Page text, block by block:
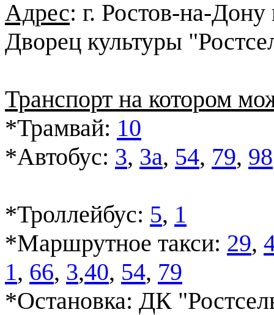
Адрес: г. Ростов-на-
Дворец культуры
Транспорт на котором
*Трамвай: 10
*Автобус: 3, 3а, 54, 79, 98
*Троллейбус: 5, 1
*Маршрутное такси: 29,
1, 66, 3,40, 54, 79
*Остановка: ДК